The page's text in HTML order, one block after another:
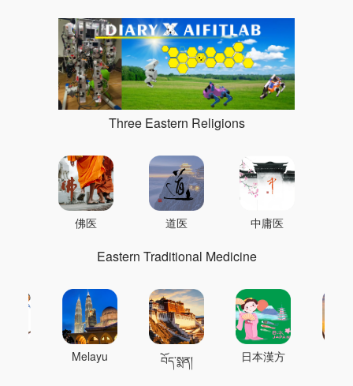
Three Eastern Religions
佛医 道医 中庸医
Eastern Traditional Medicine
Melayu བོད་སྨན། 日本漢方